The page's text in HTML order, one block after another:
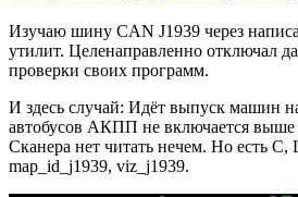
Изучаю шину CAN J1939 через
утилит. Целенаправленно отключал
проверки своих программ.
И здесь случай: Идёт выпуск машин
автобусов АКПП не включается выше
Сканера нет читать нечем. Но есть
map_id_j1939, viz_j1939.